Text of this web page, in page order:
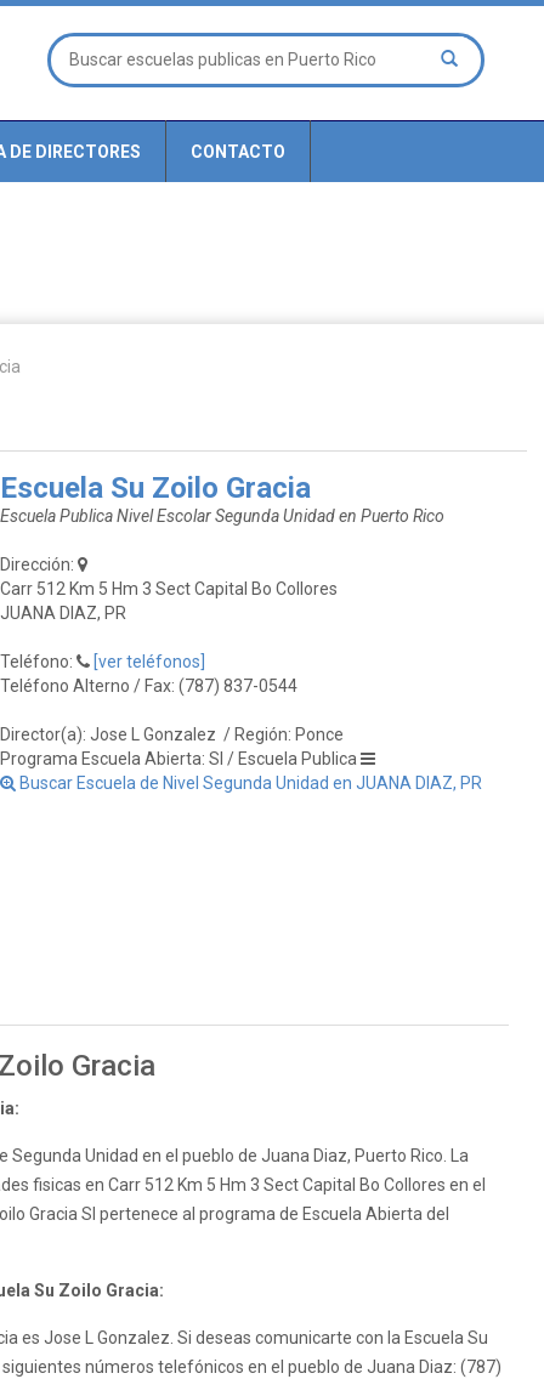
DE DIRECTORES CONTACTO
Escuela Su Zoilo Gracia
Escuela Publica Nivel Escolar Segunda Unidad en Puerto Rico
Dirección:
Carr 512 Km 5 Hm 3 Sect Capital Bo Collores
JUANA DIAZ, PR
Teléfono:
[ver teléfonos]
Teléfono Alterno / Fax: (787) 837-0544
Director(a): Jose L Gonzalez / Región: Ponce
Programa Escuela Abierta: SI / Escuela Publica
Buscar Escuela de Nivel Segunda Unidad en JUANA DIAZ, PR
Gracia
Unidad en el pueblo de Juana Diaz, Puerto Rico. La
fisicas en Carr 512 Km 5 Hm 3 Sect Capital Bo Collores en el
Gracia SI pertenece al programa de Escuela Abierta del
Su Zoilo Gracia:
es Jose L Gonzalez. Si deseas comunicarte con la Escuela Su
números telefónicos en el pueblo de Juana Diaz: (787)